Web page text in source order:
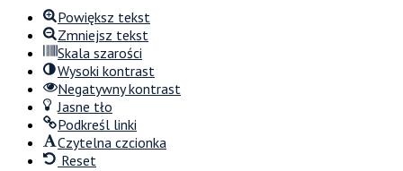
Powiększ tekst
Zmniejsz tekst
Skala szarości
Wysoki kontrast
Negatywny kontrast
Jasne tło
Podkreśl linki
Czytelna czcionka
Reset